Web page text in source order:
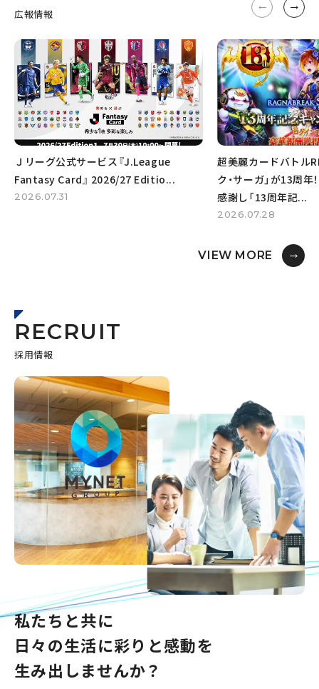
広報情報
Ｊリーグ公式サービス『J.League
Fantasy Card』 2026/27 Editio...
2026.07.31
超美麗カードバトル
ク・サーガ」が13周
感謝し「13周年記...
2026.07.28
VIEW MORE
RECRUIT
採用情報
私たちと共に
日々の生活に彩りと感動を
生み出しませんか？